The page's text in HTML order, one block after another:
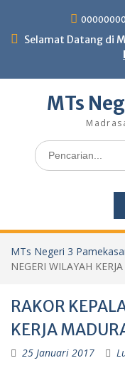
content
00000000
Selamat Datang di
MTs
Search
for:
MTs Negeri 3
NEGERI WILAYAH
RAKOR
KERJA
25 Januari 2017